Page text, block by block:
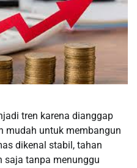
tren karena dianggap
mudah untuk membangun
dikenal stabil, tahan
saja tanpa menunggu